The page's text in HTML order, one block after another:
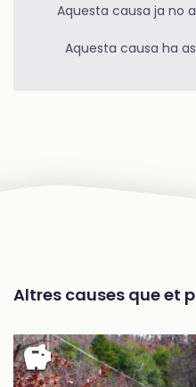
Aquesta causa ja no
Aquesta causa ha
Altres causes que et
savings